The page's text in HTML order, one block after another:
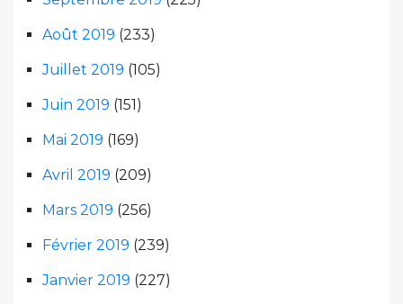
Août 2019 (233)
Juillet 2019 (105)
Juin 2019 (151)
Mai 2019 (169)
Avril 2019 (209)
Mars 2019 (256)
Février 2019 (239)
Janvier 2019 (227)